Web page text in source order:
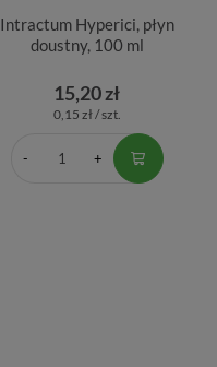
Intractum Hyperici, płyn
doustny, 100 ml
15,20 zł
0,15 zł / szt.